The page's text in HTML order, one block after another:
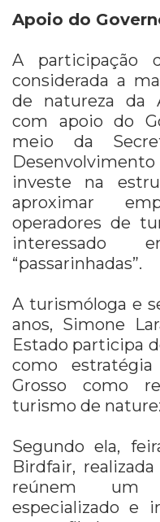
Apoio do
A participação
considerada a
de natureza da
com apoio do
meio da
Desenvolvimento
investe na
aproximar
operadores de
interessado
“passarinhadas”.
A turismóloga e
anos, Simone
Estado participa
como
Grosso como
turismo de
Segundo ela,
Birdfair,
reúnem um
especializado e